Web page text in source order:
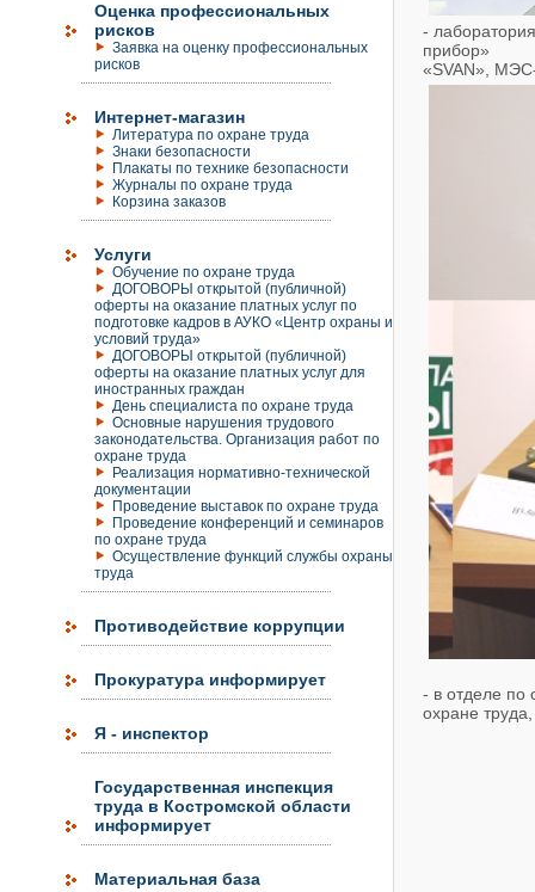
Оценка профессиональных
рисков
Заявка на оценку профессиональных
рисков
Интернет-магазин
Литература по охране труда
Знаки безопасности
Плакаты по технике безопасности
Журналы по охране труда
Корзина заказов
Услуги
Обучение по охране труда
ДОГОВОРЫ открытой (публичной)
оферты на оказание платных услуг по
подготовке кадров в АУКО «Центр охраны и
условий труда»
ДОГОВОРЫ открытой (публичной)
оферты на оказание платных услуг для
иностранных граждан
День специалиста по охране труда
Основные нарушения трудового
законодательства. Организация работ по
охране труда
Реализация нормативно-технической
документации
Проведение выставок по охране труда
Проведение конференций и семинаров
по охране труда
Осуществление функций службы охраны
труда
Противодействие коррупции
Прокуратура информирует
Я - инспектор
Государственная инспекция
труда в Костромской области
информирует
Материальная база
-
прибор»
«SVAN»,
- в отделе по
охране